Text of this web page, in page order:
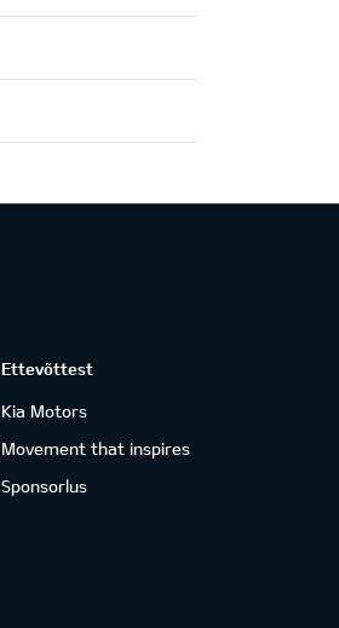
Ettevõttest
Kia Motors
Movement that inspires
Sponsorlus